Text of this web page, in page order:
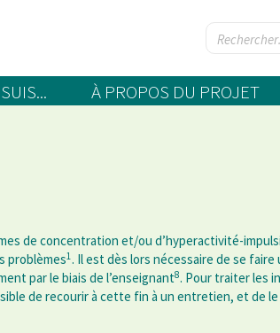
À PROPOS DU PROJET
de concentration et/ou d’hyperactivité-
problèmes1 . Il est dès lors nécessaire de se faire
par le biais de l’enseignant8. Pour traiter les
de recourir à cette fin à un entretien, et de